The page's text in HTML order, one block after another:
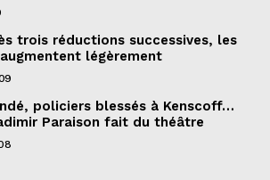
trois réductions successives, les
légèrement
policiers blessés à Kenscoff…
Paraison fait du théâtre